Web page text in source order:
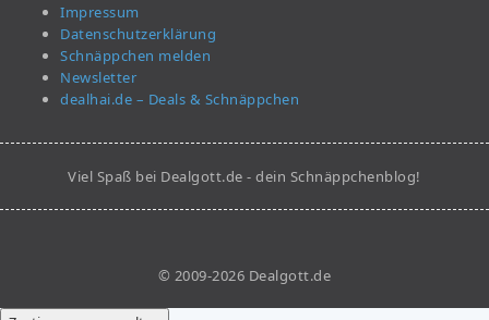
Impressum
Datenschutzerklärung
Schnäppchen melden
Newsletter
dealhai.de – Deals & Schnäppchen
Viel Spaß bei Dealgott.de - dein Schnäppchenblog!
© 2009-2026 Dealgott.de